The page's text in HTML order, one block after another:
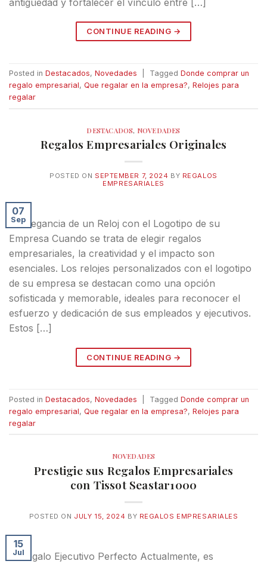
CONTINUE READING →
Posted in Destacados, Novedades Tagged Donde comprar un
regalo empresarial, Que regalar en la empresa?, Relojes para
regalar
DESTACADOS, NOVEDADES
Regalos Empresariales Originales
POSTED ON SEPTEMBER 7, 2024 BY REGALOS
EMPRESARIALES
07
Sep
La Elegancia de un Reloj con el Logotipo de su
Empresa Cuando se trata de elegir regalos
empresariales, la creatividad y el impacto son
esenciales. Los relojes personalizados con el logotipo
de su empresa se destacan como una opción
sofisticada y memorable, ideales para reconocer el
esfuerzo y dedicación de sus empleados y ejecutivos.
Estos […]
CONTINUE READING →
Posted in Destacados, Novedades Tagged Donde comprar un
regalo empresarial, Que regalar en la empresa?, Relojes para
regalar
NOVEDADES
Prestigie sus Regalos Empresariales
con Tissot Seastar1000
POSTED ON JULY 15, 2024 BY REGALOS EMPRESARIALES
15
Jul
El Regalo Ejecutivo Perfecto Actualmente, es